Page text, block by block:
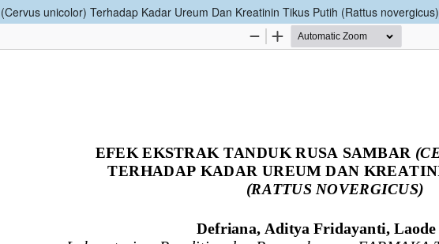
unicolor) Terhadap Kadar Ureum Dan Kreatinin Tikus Putih (Rattus novergicus)